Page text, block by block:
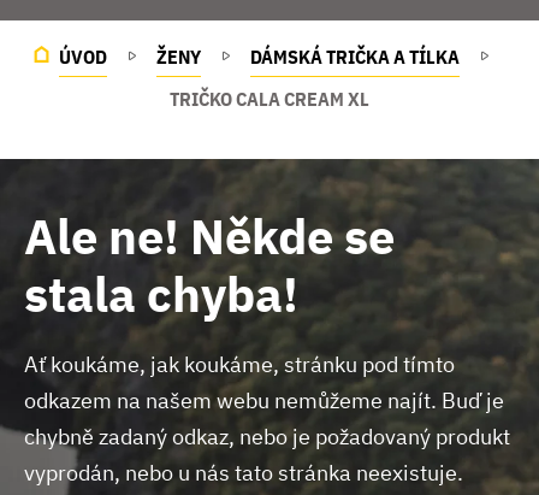
ÚVOD ŽENY
DÁMSKÁ TRIČKA A TÍLKA
TRIČKO CALA CREAM XL
Ale ne! Někde se
stala chyba!
Ať koukáme, jak koukáme, stránku pod tímto
odkazem na našem webu nemůžeme najít. Buď je
chybně zadaný odkaz, nebo je požadovaný produkt
vyprodán, nebo u nás tato stránka neexistuje.